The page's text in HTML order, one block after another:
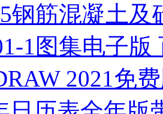
钢筋混凝土
1图集电子版
2021免